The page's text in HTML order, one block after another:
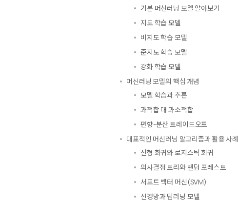
기본 머신러닝 모델 알아보기
지도 학습 모델
비지도 학습 모델
준지도 학습 모델
강화 학습 모델
머신러닝 모델의 핵심 개념
모델 학습과 추론
과적합 대 과소적합
편향-분산 트레이드오프
대표적인 머신러닝 알고리즘과 활용 사례
선형 회귀와 로지스틱 회귀
의사결정 트리와 랜덤 포레스트
서포트 벡터 머신(SVM)
신경망과 딥러닝 모델